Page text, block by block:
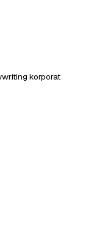
korporat